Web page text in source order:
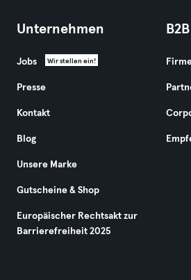
Unternehmen
Jobs Wir stellen ein!
Presse
Kontakt
Blog
Unsere Marke
Gutscheine & Shop
Europäischer Rechtsakt zur
Barrierefreiheit 2025
B2B